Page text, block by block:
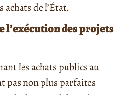
achats de l’État.
des projets
les achats publics au
pas non plus parfaites